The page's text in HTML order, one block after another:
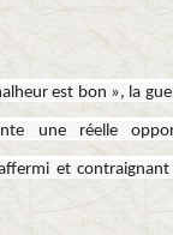
est bon », la
une réelle
et